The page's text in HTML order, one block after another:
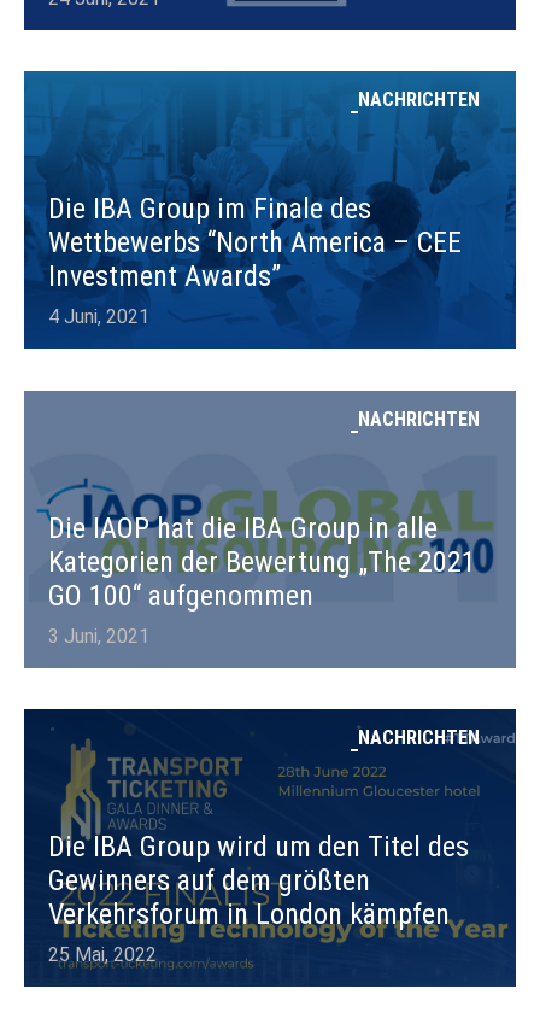
NACHRICHTEN
Die IBA Group im Finale des
Wettbewerbs “North America – CEE
Investment Awards”
4 Juni, 2021
NACHRICHTEN
Die IAOP hat die IBA Group in alle
Kategorien der Bewertung „The 2021
GO 100“ aufgenommen
3 Juni, 2021
NACHRICHTEN
Die IBA Group wird um den Titel des
Gewinners auf dem größten
Verkehrsforum in London kämpfen
25 Mai, 2022